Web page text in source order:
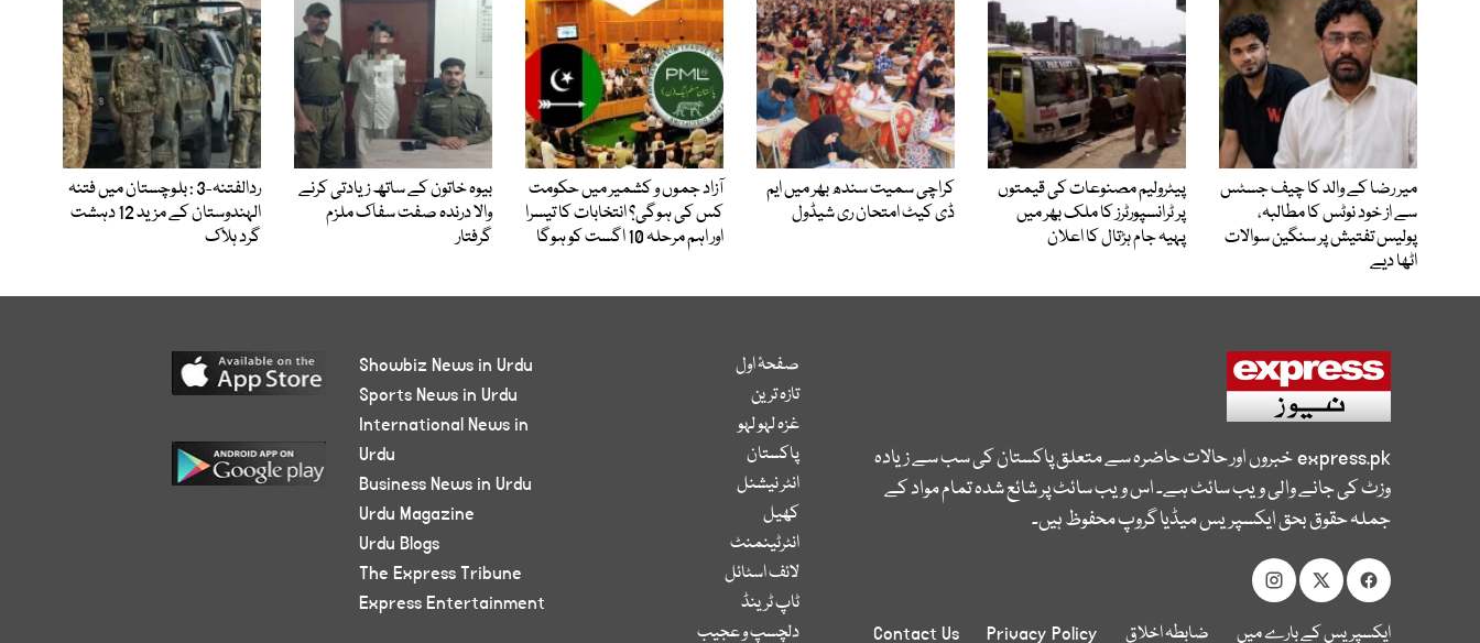
میر رضا کے والد کا چیف جسٹس
سے از خود نوٹس کا مطالبہ،
پولیس تفتیش پر سنگین سوالات
اٹھا دیے
پیٹرولیم مصنوعات کی قیمتوں
پر ٹرانسپورٹرز کا ملک بھر میں
پہیہ جام ہڑتال کا اعلان
کراچی سمیت سندھ بھر میں ایم
ڈی کیٹ امتحان ری شیڈول
آزاد جموں و کشمیر میں حکومت
کس کی ہوگی؟ انتخابات کا تیسرا
اور اہم مرحلہ 10 اگست کو ہوگا
بیوہ خاتون کے ساتھ زیادتی کرنے
والا درندہ صفت سفاک ملزم
گرفتار
ردالفتنہ-3 : بلوچستان میں فتنہ
الہندوستان کے مزید 12 دہشت
گرد ہلاک
express.pkخبروں اور حالات حاضرہ سے متعلق پاکستان کی سب سے زیادہ
وزٹ کی جانے والی ویب سائٹ ہے۔ اس ویب سائٹ پر شائع شدہ تمام مواد کے
جملہ حقوق بحق ایکسپریس میڈیا گروپ محفوظ ہیں۔
ایکسپریس کے بارے میں ضابطہ اخلاق Privacy Policy
Contact Us
صفحۂ اول
تازہ ترین
غزہ لہو لہو
پاکستان
انٹر نیشنل
کھیل
انٹرٹینمنٹ
لائف اسٹائل
ٹاپ ٹرینڈ
دلچسپ و عجیب
Showbiz News in Urdu
Sports News in Urdu
International News in
Urdu
Business News in Urdu
Urdu Magazine
Urdu Blogs
The Express Tribune
Express Entertainment